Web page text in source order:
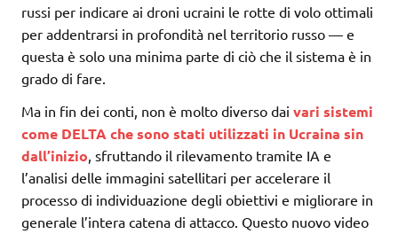
russi per indicare ai droni ucraini le rotte di volo ottimali
per addentrarsi in profondità nel territorio russo — e
questa è solo una minima parte di ciò che il sistema è in
grado di fare.
Ma in fin dei conti, non è molto diverso dai vari sistemi
come DELTA che sono stati utilizzati in Ucraina sin
dall’inizio, sfruttando il rilevamento tramite IA e
l’analisi delle immagini satellitari per accelerare il
processo di individuazione degli obiettivi e migliorare in
generale l’intera catena di attacco. Questo nuovo video